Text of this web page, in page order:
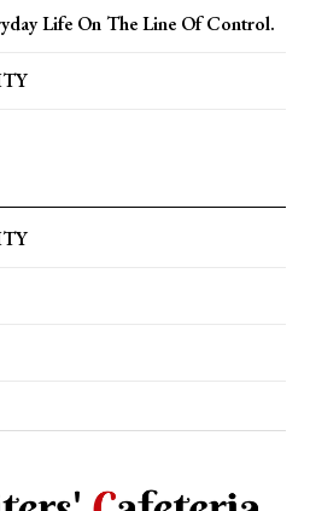
Life On The Line Of Control.